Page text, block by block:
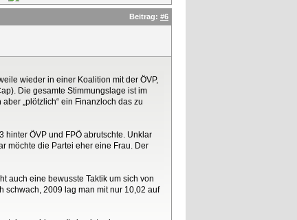
Beitrag: #6
wieder in einer Koalition mit der ÖVP,
Die gesamte Stimmungslage ist im
„plötzlich“ ein Finanzloch das zu
hinter ÖVP und FPÖ abrutschte. Unklar
möchte die Partei eher eine Frau. Der
auch eine bewusste Taktik um sich von
schwach, 2009 lag man mit nur 10,02 auf